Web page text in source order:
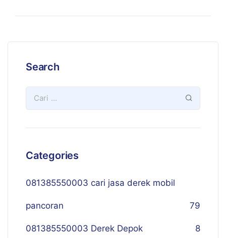
Search
Categories
081385550003 cari jasa derek mobil
pancoran 79
081385550003 Derek Depok 8